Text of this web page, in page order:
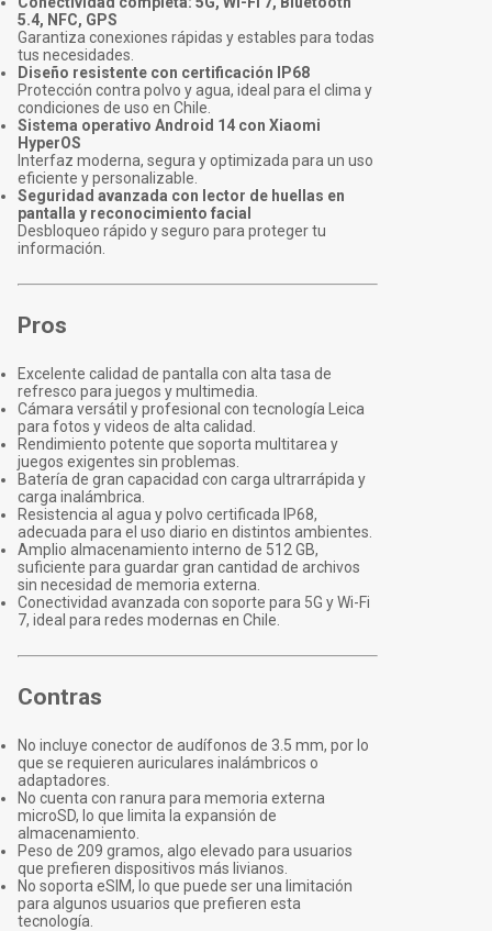
5.4, NFC, GPS
Garantiza conexiones rápidas y estables para todas
tus necesidades.
Diseño resistente con certificación IP68
Protección contra polvo y agua, ideal para el clima y
condiciones de uso en Chile.
Sistema operativo Android 14 con Xiaomi
HyperOS
Interfaz moderna, segura y optimizada para un uso
eficiente y personalizable.
Seguridad avanzada con lector de huellas en
pantalla y reconocimiento facial
Desbloqueo rápido y seguro para proteger tu
información.
Pros
Excelente calidad de pantalla con alta tasa de
refresco para juegos y multimedia.
Cámara versátil y profesional con tecnología Leica
para fotos y videos de alta calidad.
Rendimiento potente que soporta multitarea y
juegos exigentes sin problemas.
Batería de gran capacidad con carga ultrarrápida y
carga inalámbrica.
Resistencia al agua y polvo certificada IP68,
adecuada para el uso diario en distintos ambientes.
Amplio almacenamiento interno de 512 GB,
suficiente para guardar gran cantidad de archivos
sin necesidad de memoria externa.
Conectividad avanzada con soporte para 5G y Wi-Fi
7, ideal para redes modernas en Chile.
Contras
No incluye conector de audífonos de 3.5 mm, por lo
que se requieren auriculares inalámbricos o
adaptadores.
No cuenta con ranura para memoria externa
microSD, lo que limita la expansión de
almacenamiento.
Peso de 209 gramos, algo elevado para usuarios
que prefieren dispositivos más livianos.
No soporta eSIM, lo que puede ser una limitación
para algunos usuarios que prefieren esta
tecnología.